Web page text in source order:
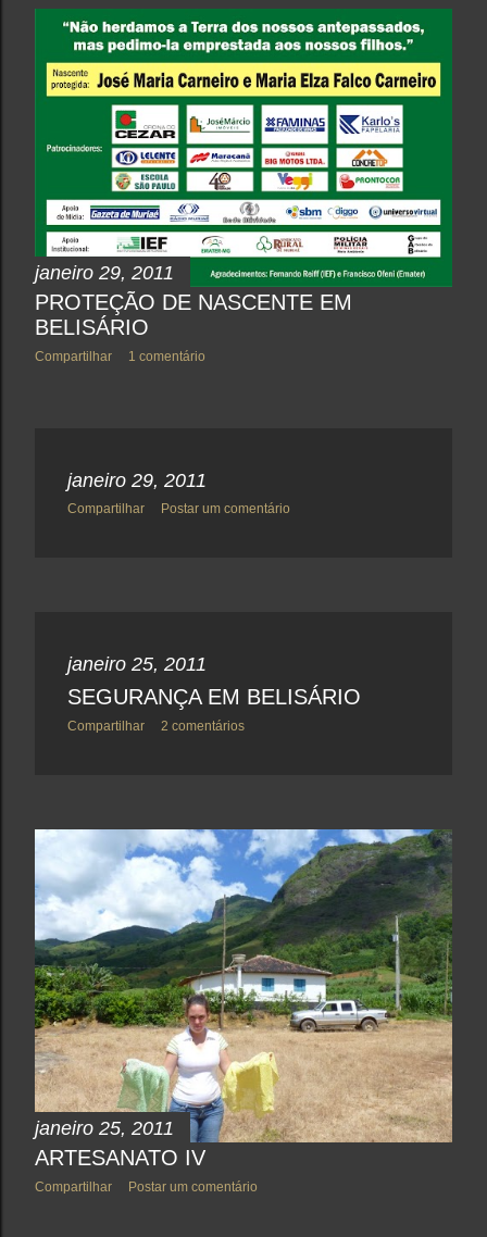
janeiro 29, 2011
PROTEÇÃO DE NASCENTE EM
BELISÁRIO
Compartilhar 1 comentário
janeiro 29, 2011
Compartilhar Postar um comentário
janeiro 25, 2011
SEGURANÇA EM BELISÁRIO
Compartilhar 2 comentários
janeiro 25, 2011
ARTESANATO IV
Compartilhar Postar um comentário